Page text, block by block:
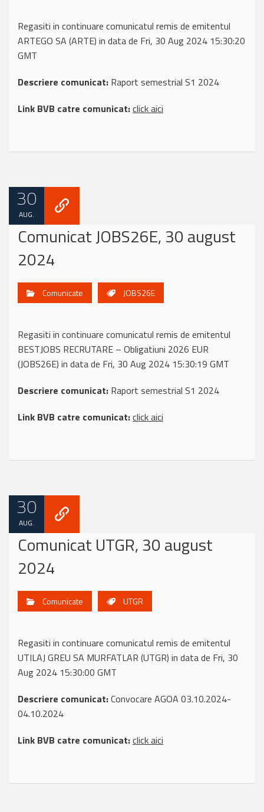
Regasiti in continuare comunicatul remis de emitentul
ARTEGO SA (ARTE) in data de Fri, 30 Aug 2024 15:30:20
GMT
Descriere comunicat: Raport semestrial S1 2024
Link BVB catre comunicat:click aici
30
AUG.
Comunicat JOBS26E, 30 august
2024
Comunicate JOBS26E
Regasiti in continuare comunicatul remis de emitentul
BESTJOBS RECRUTARE – Obligatiuni 2026 EUR
(JOBS26E) in data de Fri, 30 Aug 2024 15:30:19 GMT
Descriere comunicat: Raport semestrial S1 2024
Link BVB catre comunicat:click aici
30
AUG.
Comunicat UTGR, 30 august
2024
Comunicate UTGR
Regasiti in continuare comunicatul remis de emitentul
UTILAJ GREU SA MURFATLAR (UTGR) in data de Fri, 30
Aug 2024 15:30:00 GMT
Descriere comunicat:Convocare AGOA 03.10.2024-
04.10.2024
Link BVB catre comunicat:click aici